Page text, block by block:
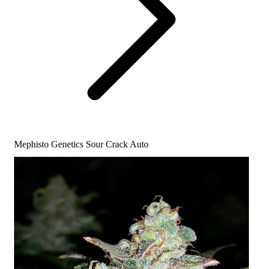
Mephisto Genetics Sour Crack Auto